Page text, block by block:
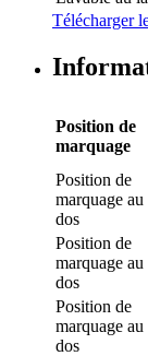
Télécharger
Position de
marquage
Position de
marquage au
dos
Position de
marquage au
dos
Position de
marquage au
dos